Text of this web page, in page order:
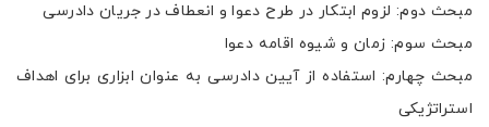
مبحث دوم: لزوم ابتکار در طرح دعوا و انعطاف در جریان دادرسی
مبحث سوم: زمان و شیوه اقامه دعوا
مبحث چهارم: استفاده از آیین دادرسی به عنوان ابزاری برای اهداف
استراتژیکی